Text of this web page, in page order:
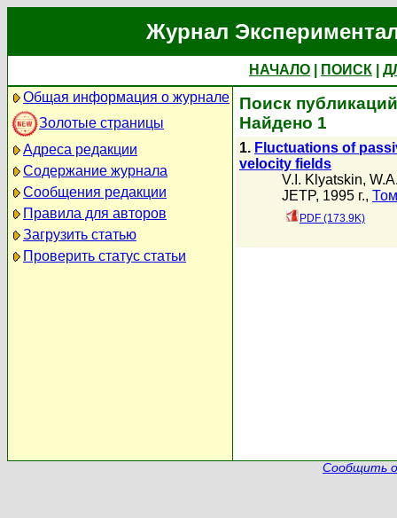
Журнал
НАЧАЛО ПОИСК
Общая информация о журнале
Золотые страницы
Адреса редакции
Содержание журнала
Сообщения редакции
Правила для авторов
Загрузить статью
Проверить статус статьи
Поиск
Найдено 1
1. Fluctuations of
velocity fields
V.I. Klyatskin,
JETP, 1995 г.,
PDF (173.9K)
Сообщить о